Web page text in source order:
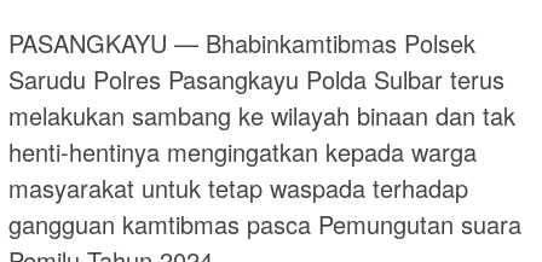
PASANGKAYU — Bhabinkamtibmas Polsek
Sarudu Polres Pasangkayu Polda Sulbar terus
melakukan sambang ke wilayah binaan dan tak
henti-hentinya mengingatkan kepada warga
masyarakat untuk tetap waspada terhadap
gangguan kamtibmas pasca Pemungutan suara